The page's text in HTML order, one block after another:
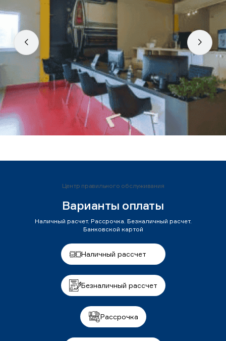
Центр правильного обслуживания
Варианты оплаты
Наличный расчет. Рассрочка. Безналичный расчет.
Банковской картой
Наличный рассчет
Безналичный рассчет
Рассрочка